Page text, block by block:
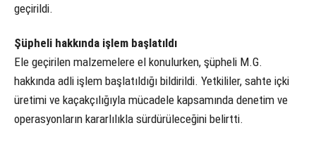
geçirildi.
Şüpheli hakkında işlem başlatıldı
Ele geçirilen malzemelere el konulurken, şüpheli M.G.
hakkında adli işlem başlatıldığı bildirildi. Yetkililer, sahte içki
üretimi ve kaçakçılığıyla mücadele kapsamında denetim ve
operasyonların kararlılıkla sürdürüleceğini belirtti.